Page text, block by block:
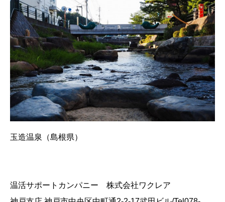
玉造温泉（島根県）
温活サポートカンパニー 株式会社ワクレア